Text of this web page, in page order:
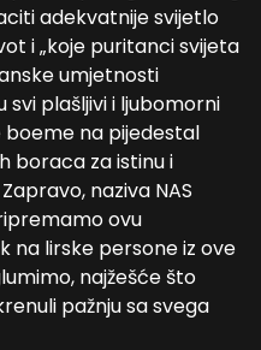
adekvatnije svijetlo
i „koje puritanci svijeta
umjetnosti
svi plašljivi i ljubomorni
boeme na pijedestal
boraca za istinu i
naziva NAS
ovu
na lirske persone iz ove
najžešće što
pažnju sa svega